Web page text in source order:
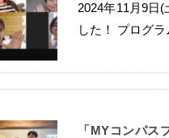
2024年11月9日
した！ プログ
「MYコンパス